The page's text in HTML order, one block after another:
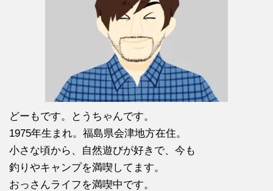
どーもです。とうちゃんです。
1975年生まれ。福島県会津地方在住。
小さな頃から、自然遊びが好きで、今も
釣りやキャンプを満喫してます。
おっさんライフを満喫中です。